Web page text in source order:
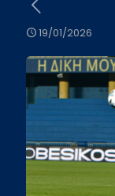
19/01/2026